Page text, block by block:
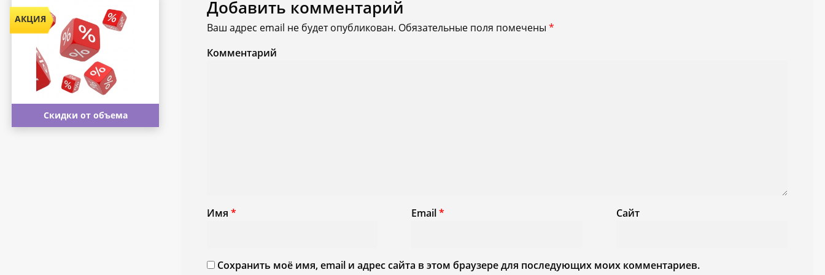
Добавить комментарий
Ваш адрес email не будет опубликован. Обязательные поля помечены *
Комментарий
Имя * Email* Сайт
Сохранить моё имя, email и адрес сайта в этом браузере для последующих моих комментариев.
Скидки от объема